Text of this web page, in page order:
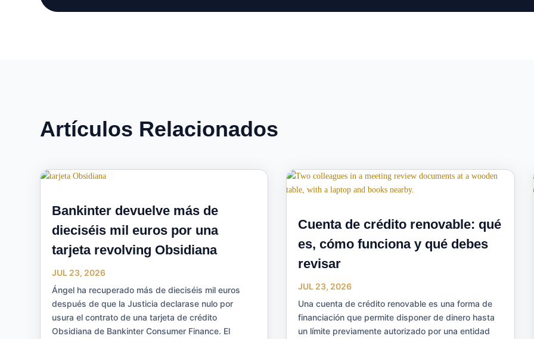
Artículos Relacionados
Bankinter devuelve más de
dieciséis mil euros por una
tarjeta revolving Obsidiana
JUL 23, 2026
Ángel ha recuperado más de dieciséis mil euros
después de que la Justicia declarase nulo por
usura el contrato de una tarjeta de crédito
Obsidiana de Bankinter Consumer Finance. El
Cuenta de crédito renovable: qué
es, cómo funciona y qué debes
revisar
JUL 23, 2026
Una cuenta de crédito renovable es una forma de
financiación que permite disponer de dinero hasta
un límite previamente autorizado por una entidad